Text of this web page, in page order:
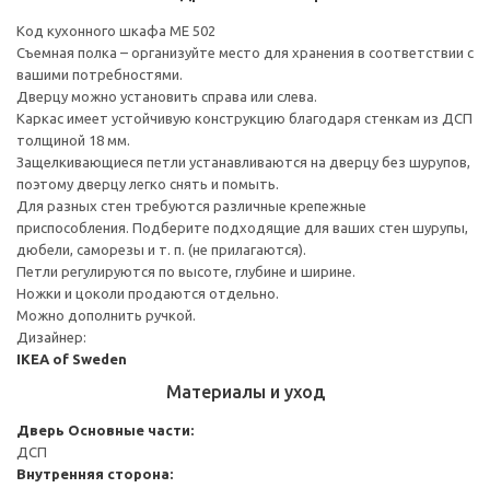
Код кухонного шкафа ME 502
Съемная полка – организуйте место для хранения в соответствии с
вашими потребностями.
Дверцу можно установить справа или слева.
Каркас имеет устойчивую конструкцию благодаря стенкам из ДСП
толщиной 18 мм.
Защелкивающиеся петли устанавливаются на дверцу без шурупов,
поэтому дверцу легко снять и помыть.
Для разных стен требуются различные крепежные
приспособления. Подберите подходящие для ваших стен шурупы,
дюбели, саморезы и т. п. (не прилагаются).
Петли регулируются по высоте, глубине и ширине.
Ножки и цоколи продаются отдельно.
Можно дополнить ручкой.
Дизайнер:
IKEA of Sweden
Материалы и уход
Дверь Основные части:
ДСП
Внутренняя сторона: